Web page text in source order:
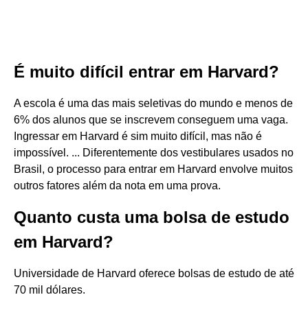
É muito difícil entrar em Harvard?
A escola é uma das mais seletivas do mundo e menos de
6% dos alunos que se inscrevem conseguem uma vaga.
Ingressar em Harvard é sim muito difícil, mas não é
impossível. ... Diferentemente dos vestibulares usados no
Brasil, o processo para entrar em Harvard envolve muitos
outros fatores além da nota em uma prova.
Quanto custa uma bolsa de estudo
em Harvard?
Universidade de Harvard oferece bolsas de estudo de até
70 mil dólares.